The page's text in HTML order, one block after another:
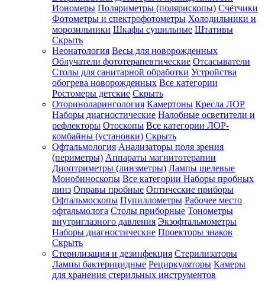
месте
Личный
менеджер
Отслеживание
статуса
заказа
Иономеры Поляриметры (полярископы) Счётчики
Фотометры и спектрофотометры Холодильники и
морозильники Шкафы сушильные Штативы
Скрыть
Неонатология Весы для новорожденных
Облучатели фототерапевтические Отсасыватели
Столы для санитарной обработки Устройства
обогрева новорожденных Все категории
Ростомеры детские Скрыть
Оториноларингология Камертоны Кресла ЛОР
Наборы диагностические Налобные осветители и
рефлекторы Отоскопы Все категории ЛОР-
комбайны (установки) Скрыть
Офтальмология Анализаторы поля зрения
(периметры) Аппараты магнитотерапии
Диоптриметры (линзметры) Лампы щелевые
Монобиноскопы Все категории Наборы пробных
линз Оправы пробные Оптические приборы
Офтальмоскопы Пупиллометры Рабочее место
офтальмолога Столы приборные Тонометры
внутриглазного давления Экзофтальмометры
Наборы диагностические Проекторы знаков
Скрыть
Стерилизация и дезинфекция Стерилизаторы
Лампы бактерицидные Рециркуляторы Камеры
для хранения стерильных инструментов